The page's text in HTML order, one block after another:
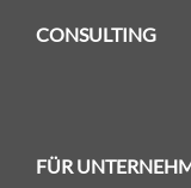
CONSULTING
FÜR